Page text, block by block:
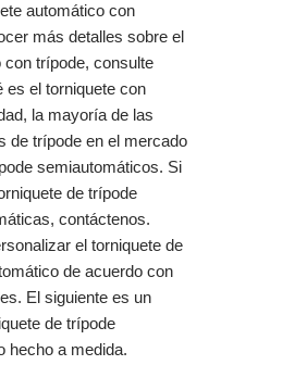
automático con
más detalles sobre el
con trípode, consulte
es el torniquete con
la mayoría de las
de trípode en el mercado
semiautomáticos. Si
de trípode
contáctenos.
el torniquete de
de acuerdo con
El siguiente es un
de trípode
hecho a medida.